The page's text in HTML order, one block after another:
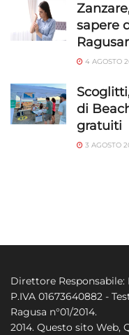
sapere
4 AGOSTO
di
gratuiti
3 AGOSTO
Direttore Responsabile:
P.IVA 01673640882 -
Ragusa n°01/2014.
2014. Questo sito Web,